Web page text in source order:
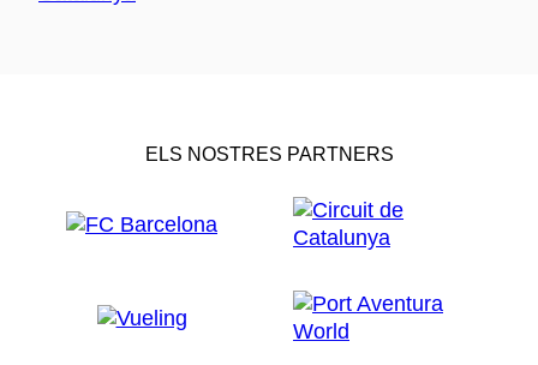
ELS NOSTRES PARTNERS